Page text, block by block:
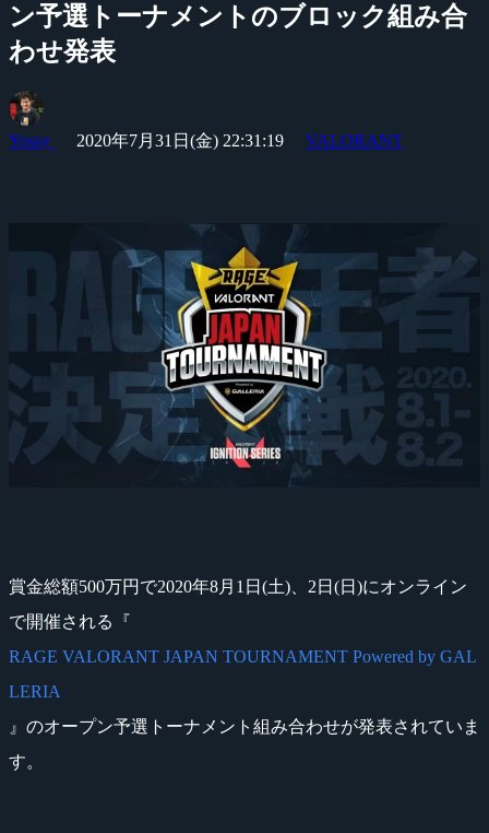
ン予選トーナメントのブロック組み合
わせ発表
Yossy 2020年7月31日(金) 22:31:19 VALORANT
賞金総額500万円で2020年8月1日(土)、2日(日)にオンライン
で開催される『
RAGE VALORANT JAPAN TOURNAMENT Powered by GAL
LERIA
』のオープン予選トーナメント組み合わせが発表されていま
す。